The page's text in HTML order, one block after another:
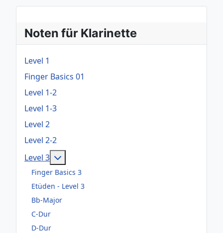
Noten für Klarinette
Level 1
Finger Basics 01
Level 1-2
Level 1-3
Level 2
Level 2-2
Level 3
Finger Basics 3
Etüden - Level 3
Bb-Major
C-Dur
D-Dur